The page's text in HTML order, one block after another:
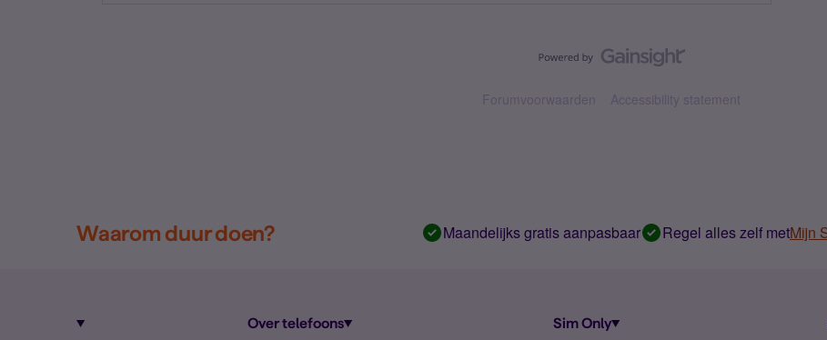
Forumvoorwaarden Accessibility statement
Waarom duur doen? Maandelijks gratis aanpasbaar Regel alles zelf metMijn
Over telefoons Sim Only